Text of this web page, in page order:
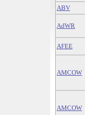
ABV
AdWR
AFEE
AMCOW
AMCOW